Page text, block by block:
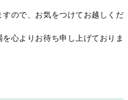
ので、お気をつけてお越しくだ
心よりお待ち申し上げておりま